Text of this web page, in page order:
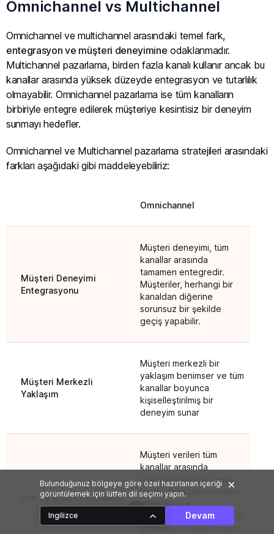
Bulunduğunuz bölgeye göre özel hazırlanan içeriği
görüntülemek için lütfen dil seçimi yapın.
Ingilizce Devam
Omnichannel vs Multichannel
Omnichannel ve multichannel arasındaki temel fark,
entegrasyon ve müşteri deneyimine odaklanmadır.
Multichannel pazarlama, birden fazla kanalı kullanır ancak bu
kanallar arasında yüksek düzeyde entegrasyon ve tutarlılık
olmayabilir. Omnichannel pazarlama ise tüm kanalların
birbiriyle entegre edilerek müşteriye kesintisiz bir deneyim
sunmayı hedefler.
Omnichannel ve Multichannel pazarlama stratejileri arasındaki
farkları aşağıdaki gibi maddeleyebiliriz:
Omnichannel
Müşteri Deneyimi
Entegrasyonu
Müşteri deneyimi, tüm
kanallar arasında
tamamen entegredir.
Müşteriler, herhangi bir
kanaldan diğerine
sorunsuz bir şekilde
geçiş yapabilir.
Müşteri Merkezli
Yaklaşım
Müşteri merkezli bir
yaklaşım benimser ve tüm
kanallar boyunca
kişiselleştirilmiş bir
deneyim sunar
Veri ve Analitik Kullanımı
Müşteri verileri tüm
kanallar arasında
paylaşılır ve analiz edilir,
bu da daha derin müşteri
içgörüleri ve
kişiselleştirilmiş pazarlama
stratejileri oluşturulmasını